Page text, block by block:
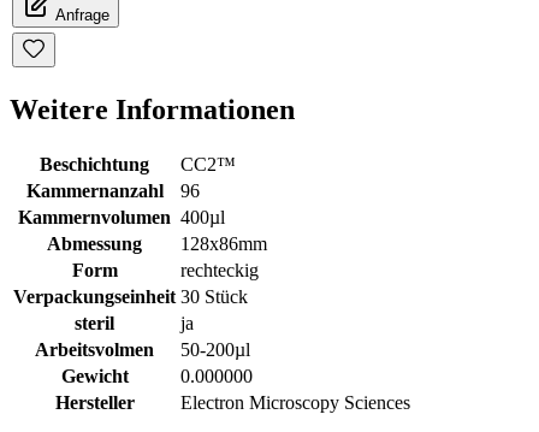
Anfrage
Weitere Informationen
Beschichtung
CC2™
Kammernanzahl
96
Kammernvolumen 400µl
Abmessung
128x86mm
Form
rechteckig
Verpackungseinheit 30 Stück
steril
ja
Arbeitsvolmen
50-200µl
Gewicht
0.000000
Hersteller
Electron Microscopy Sciences